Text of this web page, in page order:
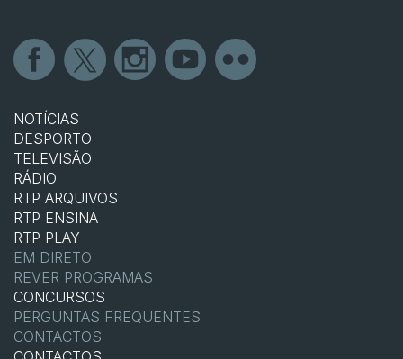
NOTÍCIAS
DESPORTO
TELEVISÃO
RÁDIO
RTP ARQUIVOS
RTP ENSINA
RTP PLAY
EM DIRETO
REVER PROGRAMAS
CONCURSOS
PERGUNTAS FREQUENTES
CONTACTOS